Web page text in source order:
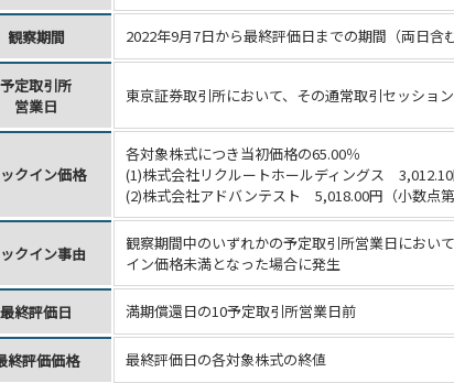
観察期間 2022年9月7日から最終評価日までの期間（両日含む
予定取引所
営業日
東京証券取引所において、その通常取引セッショ
クイン価格
各対象株式につき当初価格の65.00％
(1)株式会社リクルートホールディングス
(2)株式会社アドバンテスト 5,018.00円（小数点第
クイン事由
観察期間中のいずれかの予定取引所営業日におい
イン価格未満となった場合に発生
最終評価日 満期償還日の10予定取引所営業日前
終評価価格 最終評価日の各対象株式の終値